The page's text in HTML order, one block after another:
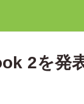
2を発